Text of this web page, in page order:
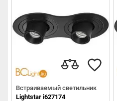
Встраиваемый светильник
Lightstar i627174